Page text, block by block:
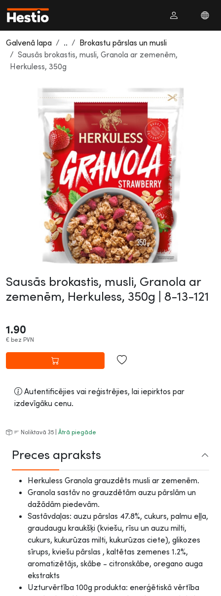
Galvenā lapa ..
Brokastu pārslas un musli
Sausās brokastis, musli, Granola ar zemenēm,
Herkuless, 350g
Sausās brokastis, musli, Granola ar
zemenēm, Herkuless, 350g | 8-13-121
1.90
€ bez PVN
Autentificējies vai reģistrējies, lai iepirktos par
izdevīgāku cenu.
Noliktavā 35 | Ātrā piegāde
Preces apraksts
Herkuless Granola grauzdēts musli ar zemenēm.
Granola sastāv no grauzdētām auzu pārslām un
dažādām piedevām.
Sastāvdaļas: auzu pārslas 47.8%, cukurs, palmu eļļa,
graudaugu kraukšķi (kviešu, rīsu un auzu milti,
cukurs, kukurūzas milti, kukurūzas ciete), glikozes
sīrups, kviešu pārslas , kaltētas zemenes 1.2%,
aromatizētājs, skābe - citronskābe, oregano auga
ekstrakts
Uzturvērtība 100g produkta: enerģētiskā vērtība